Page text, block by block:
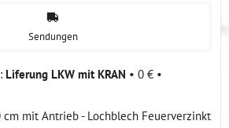
Sendungen
Liferung LKW mit KRAN • 0 € •
mit Antrieb - Lochblech Feuerverzinkt